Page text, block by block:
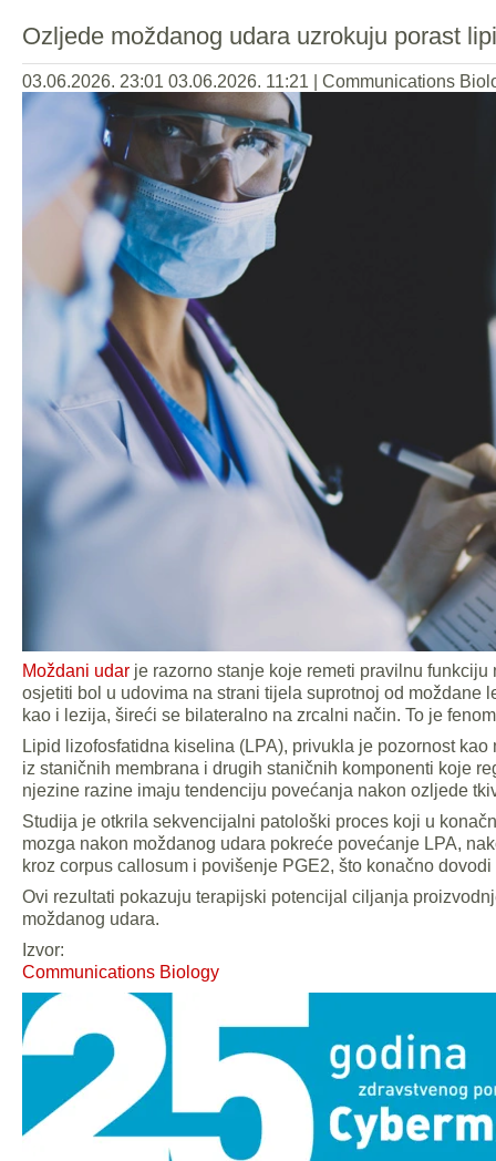
Ozljede moždanog udara uzrokuju porast
03.06.2026. 23:01 03.06.2026. 11:21 Communications
Moždani udar je razorno stanje koje remeti pravilnu
osjetiti bol u udovima na strani tijela suprotnoj od
kao i lezija, šireći se bilateralno na zrcalni način. To je
Lipid lizofosfatidna kiselina (LPA), privukla je pozornost
iz staničnih membrana i drugih staničnih komponenti koje
njezine razine imaju tendenciju povećanja nakon ozljede
Studija je otkrila sekvencijalni patološki proces koji u
mozga nakon moždanog udara pokreće povećanje LPA,
kroz corpus callosum i povišenje PGE2, što konačno
Ovi rezultati pokazuju terapijski potencijal ciljanja
moždanog udara.
Izvor:
Communications Biology